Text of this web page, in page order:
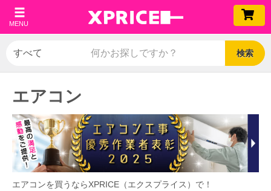
MENU
検索
エアコン
エアコンを買うならXPRICE（エクスプライス）で！